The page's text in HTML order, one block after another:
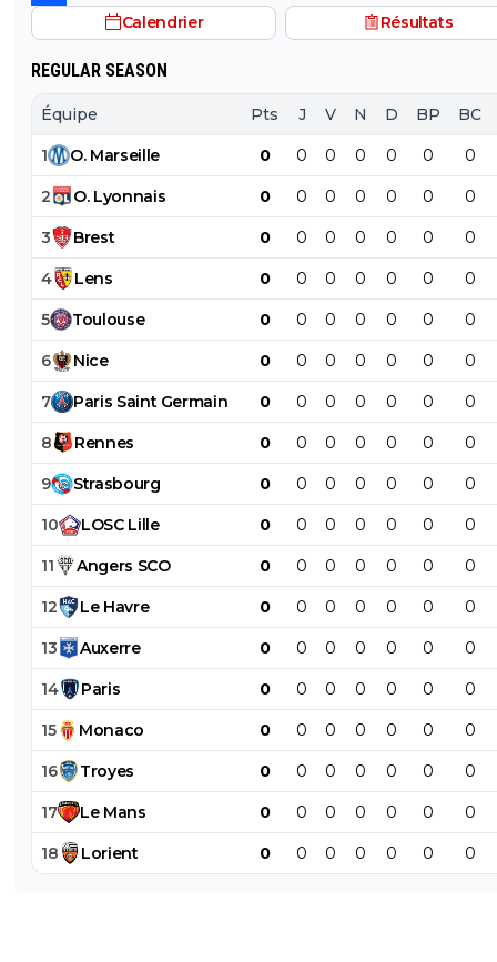
Calendrier Résultats
REGULAR SEASON
Équipe Pts J V N D BP BC
1 O. Marseille 0 0 0 0 0 0 0
2 O. Lyonnais 0 0 0 0 0 0 0
3 Brest 0 0 0 0 0 0 0
4 Lens 0 0 0 0 0 0 0
5 Toulouse 0 0 0 0 0 0 0
6 Nice 0 0 0 0 0 0 0
7 Paris Saint Germain 0 0 0 0 0 0 0
8 Rennes 0 0 0 0 0 0 0
9 Strasbourg 0 0 0 0 0 0 0
10 LOSC Lille 0 0 0 0 0 0 0
11 Angers SCO 0 0 0 0 0 0 0
12 Le Havre 0 0 0 0 0 0 0
13 Auxerre 0 0 0 0 0 0 0
14 Paris 0 0 0 0 0 0 0
15 Monaco 0 0 0 0 0 0 0
16 Troyes 0 0 0 0 0 0 0
17 Le Mans 0 0 0 0 0 0 0
18 Lorient 0 0 0 0 0 0 0